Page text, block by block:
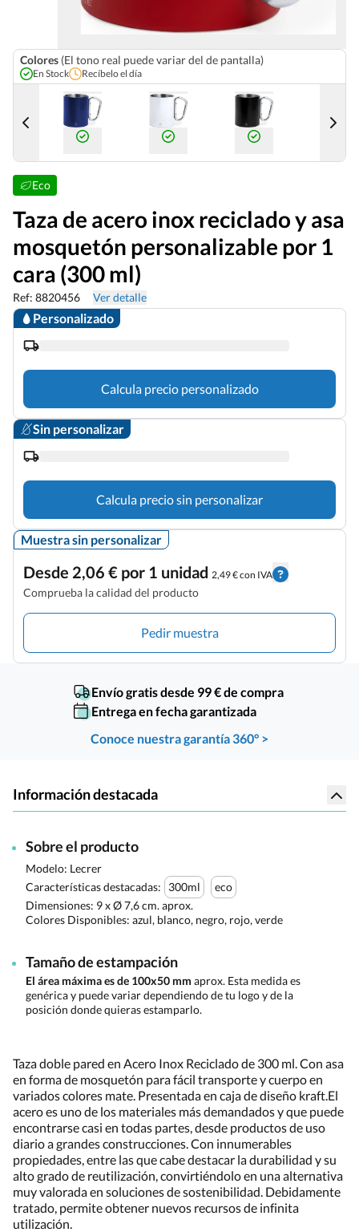
Colores (El tono real puede variar del de pantalla)
En Stock Recíbelo el día
Eco
Taza de acero inox reciclado y asa
mosquetón personalizable por 1
cara (300 ml)
Ref: 8820456 Ver detalle
Personalizado
Calcula precio personalizado
Sin personalizar
Calcula precio sin personalizar
Muestra sin personalizar
Desde 2,06 € por 1 unidad 2,49 € con IVA
Comprueba la calidad del producto
Pedir muestra
Envío gratis desde 99 € de compra
Entrega en fecha garantizada
Conoce nuestra garantía 360° >
Información destacada
Sobre el producto
Modelo: Lecrer
Características destacadas:
300ml
eco
Dimensiones: 9 x Ø 7,6 cm. aprox.
Colores Disponibles: azul, blanco, negro, rojo, verde
Tamaño de estampación
El área máxima es de 100x50 mm aprox. Esta medida es
genérica y puede variar dependiendo de tu logo y de la
posición donde quieras estamparlo.
Taza doble pared en Acero Inox Reciclado de 300 ml. Con asa
en forma de mosquetón para fácil transporte y cuerpo en
variados colores mate. Presentada en caja de diseño kraft.El
acero es uno de los materiales más demandados y que puede
encontrarse casi en todas partes, desde productos de uso
diario a grandes construcciones. Con innumerables
propiedades, entre las que cabe destacar la durabilidad y su
alto grado de reutilización, convirtiéndolo en una alternativa
muy valorada en soluciones de sostenibilidad. Debidamente
tratado, permite obtener nuevos recursos de infinita
utilización.